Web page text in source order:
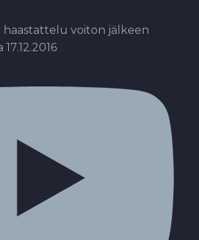
haastattelu voiton jälkeen